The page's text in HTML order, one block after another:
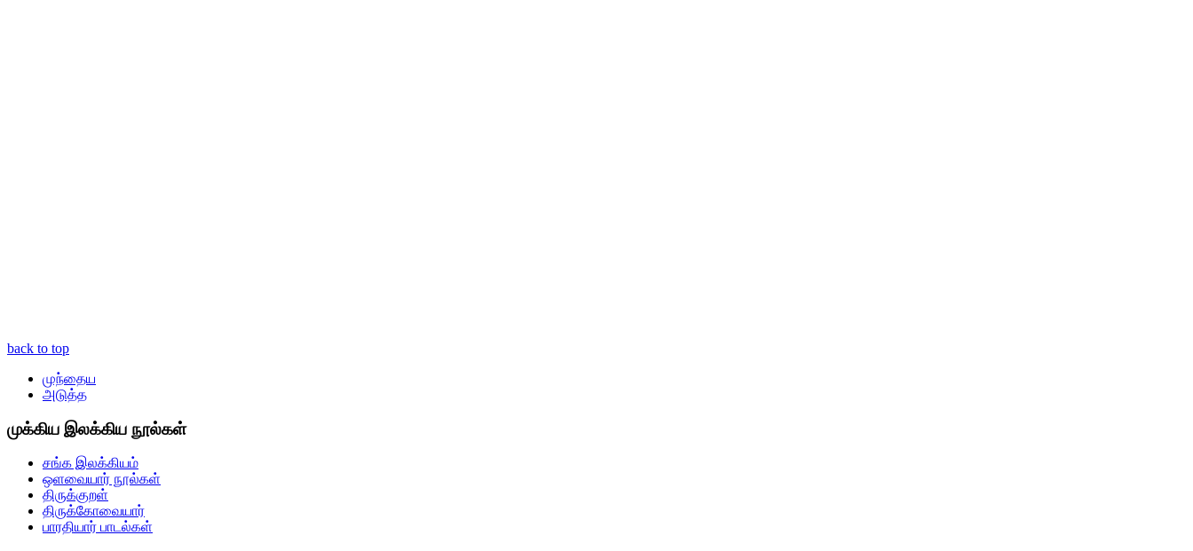
back to top
முந்தைய
அடுத்த
முக்கிய இலக்கிய நூல்கள்
சங்க இலக்கியம்
ஒளவையார் நூல்கள்
திருக்குறள்
திருக்கோவையார்
பாரதியார் பாடல்கள்